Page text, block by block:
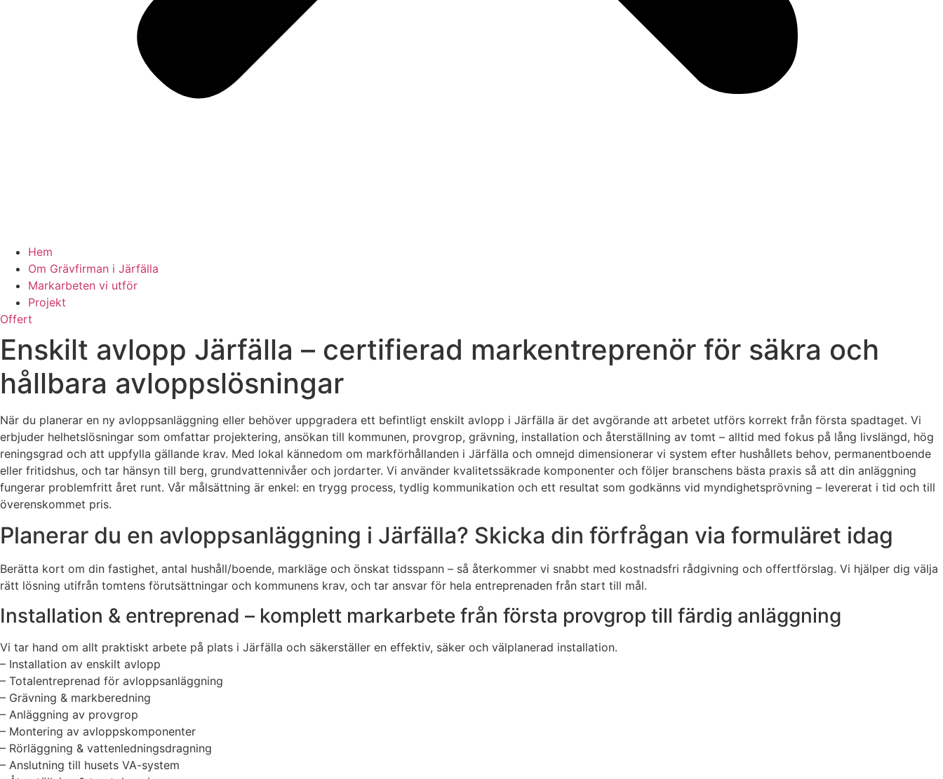
Hem
Om Grävfirman i Järfälla
Markarbeten vi utför
Projekt
Offert
Enskilt avlopp Järfälla – certifierad markentreprenör för säkra och
hållbara avloppslösningar
När du planerar en ny avloppsanläggning eller behöver uppgradera ett befintligt enskilt avlopp i Järfälla är det avgörande att arbetet utförs korrekt från första spadtaget. Vi
erbjuder helhetslösningar som omfattar projektering, ansökan till kommunen, provgrop, grävning, installation och återställning av tomt – alltid med fokus på lång livslängd, hög
reningsgrad och att uppfylla gällande krav. Med lokal kännedom om markförhållanden i Järfälla och omnejd dimensionerar vi system efter hushållets behov, permanentboende
eller fritidshus, och tar hänsyn till berg, grundvattennivåer och jordarter. Vi använder kvalitetssäkrade komponenter och följer branschens bästa praxis så att din anläggning
fungerar problemfritt året runt. Vår målsättning är enkel: en trygg process, tydlig kommunikation och ett resultat som godkänns vid myndighetsprövning – levererat i tid och till
överenskommet pris.
Planerar du en avloppsanläggning i Järfälla? Skicka din förfrågan via formuläret idag
Berätta kort om din fastighet, antal hushåll/boende, markläge och önskat tidsspann – så återkommer vi snabbt med kostnadsfri rådgivning och offertförslag. Vi hjälper dig välja
rätt lösning utifrån tomtens förutsättningar och kommunens krav, och tar ansvar för hela entreprenaden från start till mål.
Installation & entreprenad – komplett markarbete från första provgrop till färdig anläggning
Vi tar hand om allt praktiskt arbete på plats i Järfälla och säkerställer en effektiv, säker och välplanerad installation.
– Installation av enskilt avlopp
– Totalentreprenad för avloppsanläggning
– Grävning & markberedning
– Anläggning av provgrop
– Montering av avloppskomponenter
– Rörläggning & vattenledningsdragning
– Anslutning till husets VA-system